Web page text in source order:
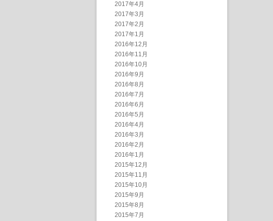
2017年4月
2017年3月
2017年2月
2017年1月
2016年12月
2016年11月
2016年10月
2016年9月
2016年8月
2016年7月
2016年6月
2016年5月
2016年4月
2016年3月
2016年2月
2016年1月
2015年12月
2015年11月
2015年10月
2015年9月
2015年8月
2015年7月